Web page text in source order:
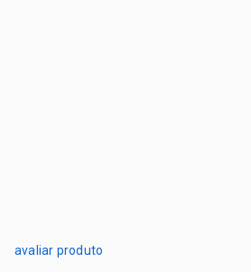
avaliar produto